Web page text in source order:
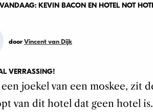
KEVIN BACON EN HOTEL NOT
door Vincent van Dijk
VERRASSING!
een joekel van een moskee, zit
van dit hotel dat geen hotel